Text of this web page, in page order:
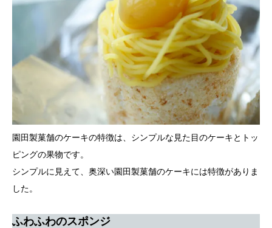
園田製菓舗のケーキの特徴は、シンプルな見た目のケーキとトッ
ピングの果物です。
シンプルに見えて、奥深い園田製菓舗のケーキには特徴がありま
した。
ふわふわのスポンジ